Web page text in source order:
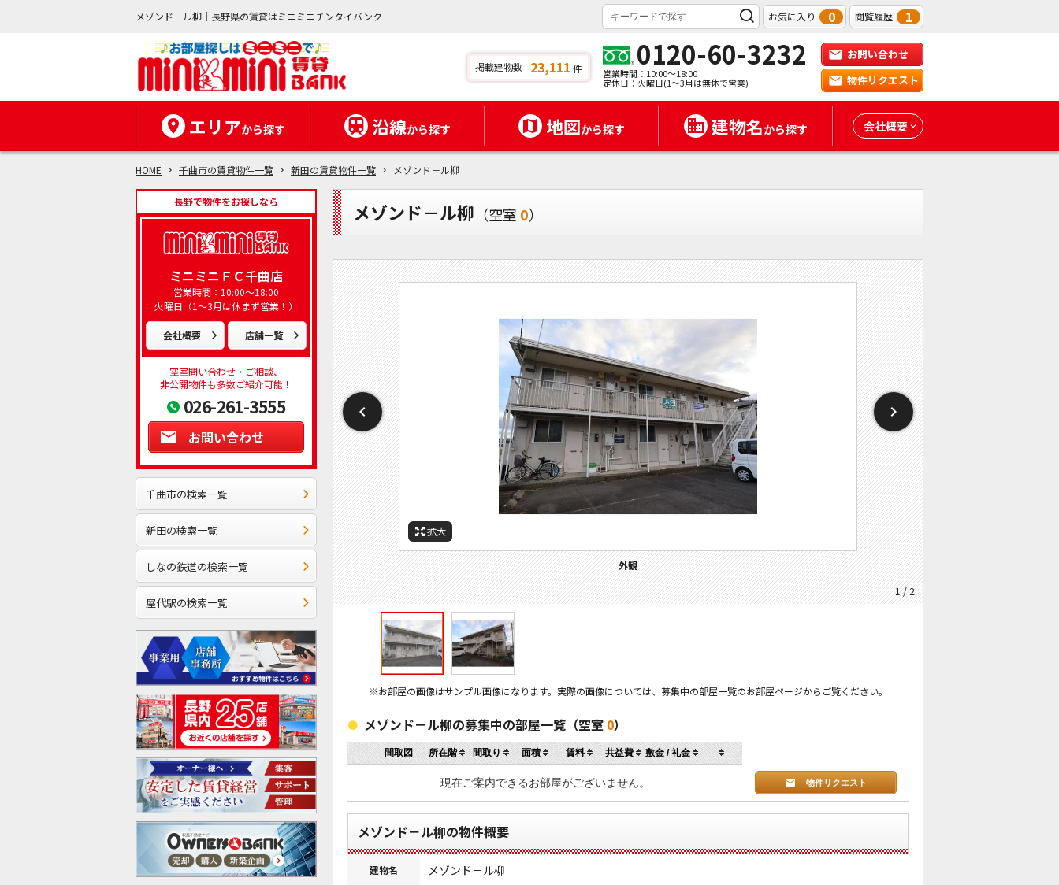
メゾンド－ル柳｜長野県の賃貸はミニミニチンタイバンク お気に入り 0 閲覧履歴 1
掲載建物数 23,111 件 0120-60-3232
営業時間：10:00～18:00
定休日：火曜日(1～3月は無休で営業)
お問い合わせ
物件リクエスト
エリアから探す 沿線から探す 地図から探す 建物名から探す 会社概要
HOME 千曲市の賃貸物件一覧 新田の賃貸物件一覧 メゾンド－ル柳
長野で物件をお探しなら
ミニミニＦＣ千曲店
営業時間：10:00～18:00
火曜日（1～3月は休まず営業！）
会社概要 店舗一覧
空室問い合わせ・ご相談、
非公開物件も多数ご紹介可能！
026-261-3555
お問い合わせ
千曲市の検索一覧
新田の検索一覧
しなの鉄道の検索一覧
屋代駅の検索一覧
メゾンド－ル柳 （空室 0）
拡大
外観
1 / 2
拡大
駐車場
※お部屋の画像はサンプル画像になります。実際の画像については、募集中の部屋一覧のお部屋ページからご覧ください。
メゾンド－ル柳の募集中の部屋一覧（空室 0）
間取図 所在階 間取り 面積 賃料 共益費 敷金 / 礼金
現在ご案内できるお部屋がございません。 物件リクエスト
メゾンド－ル柳の物件概要
建物名 メゾンド－ル柳